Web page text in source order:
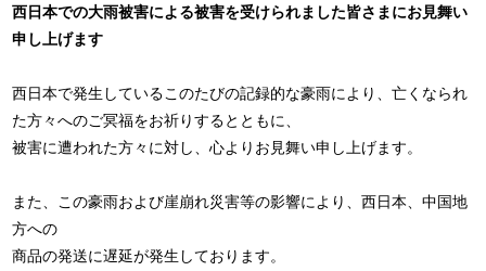
西日本での大雨被害による被害を受けられました皆さまにお見舞い
申し上げます
西日本で発生しているこのたびの記録的な豪雨により、亡くなられ
た方々へのご冥福をお祈りするとともに、
被害に遭われた方々に対し、心よりお見舞い申し上げます。
また、この豪雨および崖崩れ災害等の影響により、西日本、中国地
方への
商品の発送に遅延が発生しております。